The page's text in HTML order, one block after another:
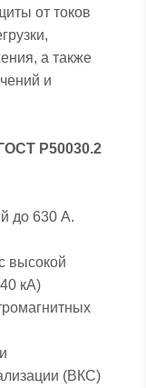
от токов
а также
и
Р50030.2
до 630 А.
высокой
кА)
(ВКС)